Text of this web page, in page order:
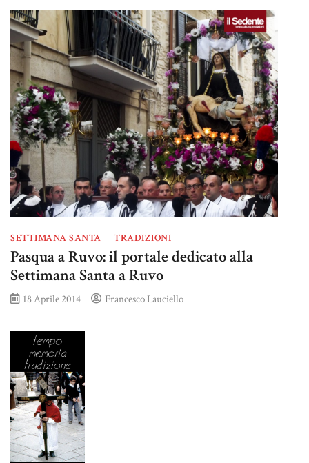
SETTIMANA SANTA TRADIZIONI
Pasqua a Ruvo: il portale dedicato alla
Settimana Santa a Ruvo
18 Aprile 2014 Francesco Lauciello